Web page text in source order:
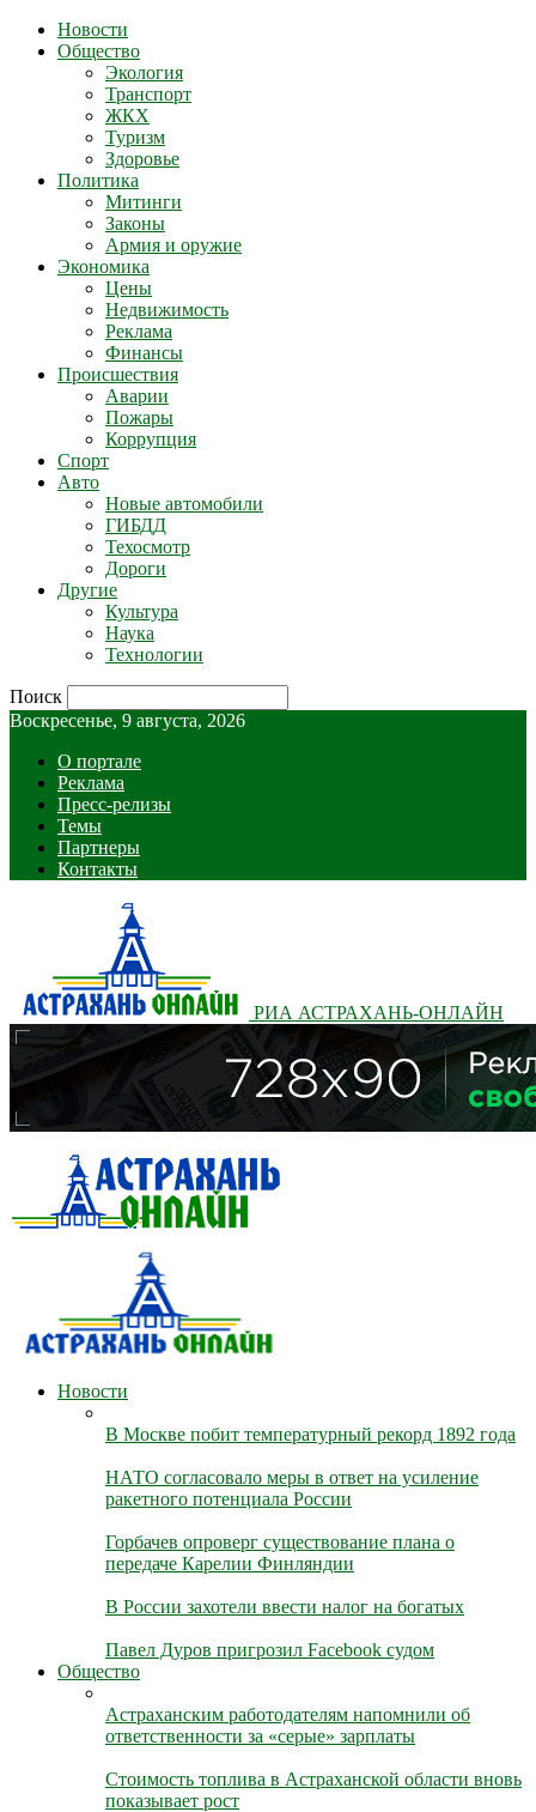
Новости
Общество
Экология
Транспорт
ЖКХ
Туризм
Здоровье
Политика
Митинги
Законы
Армия и оружие
Экономика
Цены
Недвижимость
Реклама
Финансы
Происшествия
Аварии
Пожары
Коррупция
Спорт
Авто
Новые автомобили
ГИБДД
Техосмотр
Дороги
Другие
Культура
Наука
Технологии
Поиск
Воскресенье, 9 августа, 2026
О портале
Реклама
Пресс-релизы
Темы
Партнеры
Контакты
РИА АСТРАХАНЬ-ОНЛАЙН
Новости
В Москве побит температурный рекорд 1892 года
НАТО согласовало меры в ответ на усиление
ракетного потенциала России
Горбачев опроверг существование плана о
передаче Карелии Финляндии
В России захотели ввести налог на богатых
Павел Дуров пригрозил Facebook судом
Общество
Астраханским работодателям напомнили об
ответственности за «серые» зарплаты
Стоимость топлива в Астраханской области вновь
показывает рост